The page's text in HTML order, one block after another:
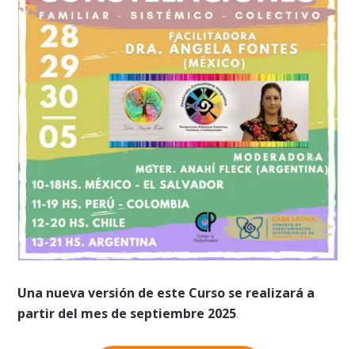
Una nueva versión de este Curso se realizará a
partir del mes de septiembre 2025.